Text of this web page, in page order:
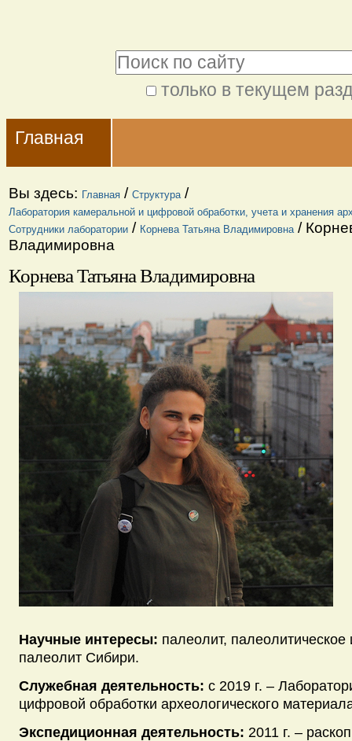
содержимому.
Перейти
навигации
только в текущем
поиск
Navigation
Главная
Вы здесь: Главная / Структура /
Лаборатория камеральной и цифровой обработки, учета и хранения
Сотрудники лаборатории / Корнева Татьяна Владимировна /
Владимировна
Корнева Татьяна Владимировна
Научные интересы: палеолит, палеолитическое
палеолит Сибири.
Служебная деятельность: с 2019 г. –
цифровой обработки археологического
Экспедиционная деятельность: 2011 г. –